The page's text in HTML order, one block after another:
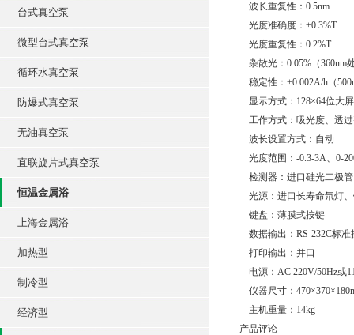
台式真空泵
微型台式真空泵
循环水真空泵
防爆式真空泵
无油真空泵
直联旋片式真空泵
恒温金属浴
上海金属浴
加热型
制冷型
经济型
波长重复性：0.5nm
光度准确度：±0.3%T
光度重复性：0.2%T
杂散光：0.05%（360nm
稳定性：±0.002A/h（
显示方式：128×64位大
工作方式：吸光度、透
波长设置方式：自动
光度范围：-0.3-3A、0-
检测器：进口硅光二极管
光源：进口长寿命氘灯
键盘：薄膜式按键
数据输出：RS-232C标准
打印输出：并口
电源：AC 220V/50Hz或
仪器尺寸：
主机重量：14kg
产品评论